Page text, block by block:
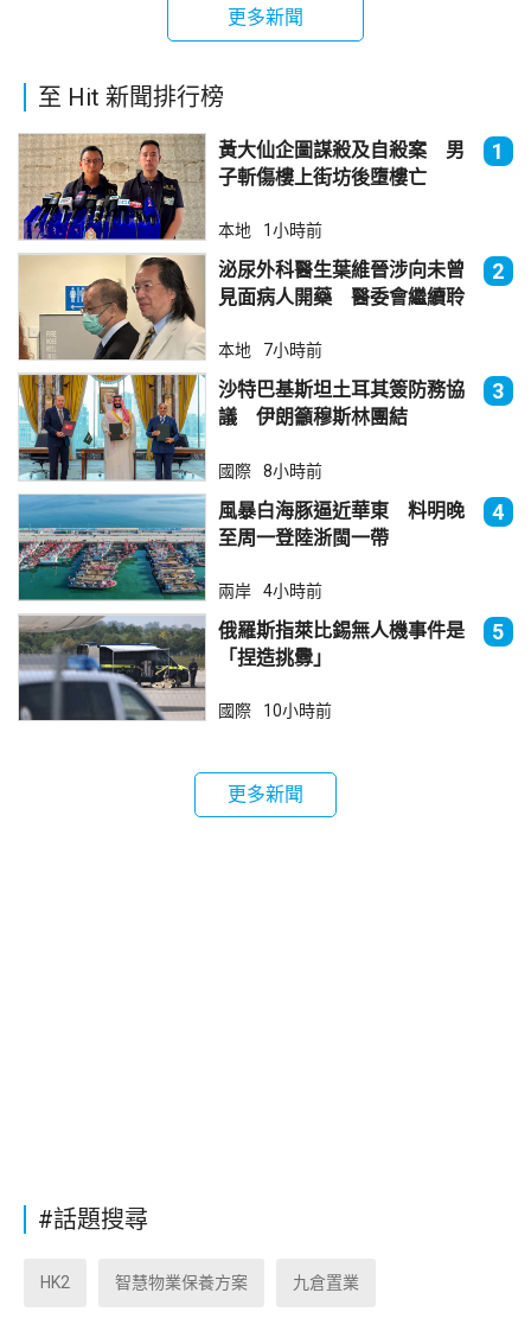
更多新聞
至 Hit 新聞排行榜
黃大仙企圖謀殺及自殺案 男
子斬傷樓上街坊後墮樓亡
1
本地 1小時前
泌尿外科醫生葉維晉涉向未曾
見面病人開藥 醫委會繼續聆
2
本地 7小時前
沙特巴基斯坦土耳其簽防務協
議 伊朗籲穆斯林團結
3
國際 8小時前
風暴白海豚逼近華東 料明晚
至周一登陸浙閩一帶
4
兩岸 4小時前
俄羅斯指萊比錫無人機事件是
「捏造挑釁」
5
國際 10小時前
更多新聞
#話題搜尋
HK2 智慧物業保養方案 九倉置業